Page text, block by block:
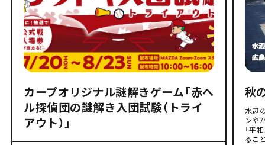
カープオリジナル謎解きゲーム「赤ヘ
ル探偵団の謎解き入団試験（トライ
アウト）」
秋
水辺
ンや
「平
るこ